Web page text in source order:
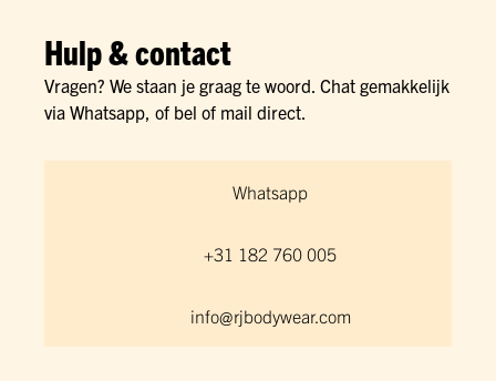
Hulp & contact
Vragen? We staan je graag te woord. Chat gemakkelijk
via Whatsapp, of bel of mail direct.
Whatsapp
+31 182 760 005
info@rjbodywear.com